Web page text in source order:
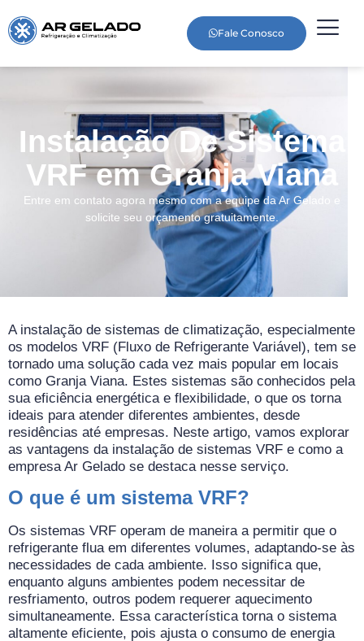
Fale Conosco
Instalação De Sistema
VRF em Granja Viana
Entre em contato agora mesmo com a equipe da Ar Gelado e
solicite seu orçamento gratuitamente.
A instalação de sistemas de climatização, especialmente
os modelos VRF (Fluxo de Refrigerante Variável), tem se
tornado uma solução cada vez mais popular em locais
como Granja Viana. Estes sistemas são conhecidos pela
sua eficiência energética e flexibilidade, o que os torna
ideais para atender diferentes ambientes, desde
residências até empresas. Neste artigo, vamos explorar
as vantagens da instalação de sistemas VRF e como a
empresa Ar Gelado se destaca nesse serviço.
O que é um sistema VRF?
Os sistemas VRF operam de maneira a permitir que o
refrigerante flua em diferentes volumes, adaptando-se às
necessidades de cada ambiente. Isso significa que,
enquanto alguns ambientes podem necessitar de
resfriamento, outros podem requerer aquecimento
simultaneamente. Essa característica torna o sistema
altamente eficiente, pois ajusta o consumo de energia